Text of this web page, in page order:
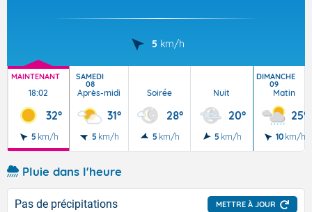
5 km/h
MAINTENANT
18:02
32°
5 km/h
SAMEDI
08
Après-midi
31°
5 km/h
Soirée
28°
5 km/h
Nuit
20°
5 km/h
DIMANCHE
09
Matin
25°
10 km/h
Pluie dans l'heure
Pas de précipitations METTRE À JOUR